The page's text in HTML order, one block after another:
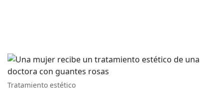
Tratamiento estético